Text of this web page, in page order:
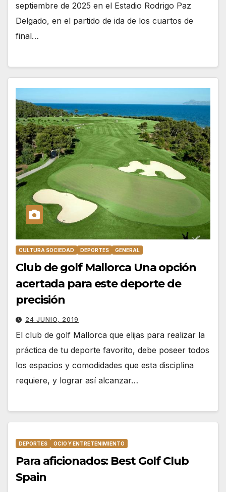
septiembre de 2025 en el Estadio Rodrigo Paz
Delgado, en el partido de ida de los cuartos de
final…
CULTURA SOCIEDAD DEPORTES GENERAL
Club de golf Mallorca Una opción
acertada para este deporte de
precisión
24 JUNIO, 2019
El club de golf Mallorca que elijas para realizar la
práctica de tu deporte favorito, debe poseer todos
los espacios y comodidades que esta disciplina
requiere, y lograr así alcanzar…
DEPORTES OCIO Y ENTRETENIMIENTO
Para aficionados: Best Golf Club
Spain